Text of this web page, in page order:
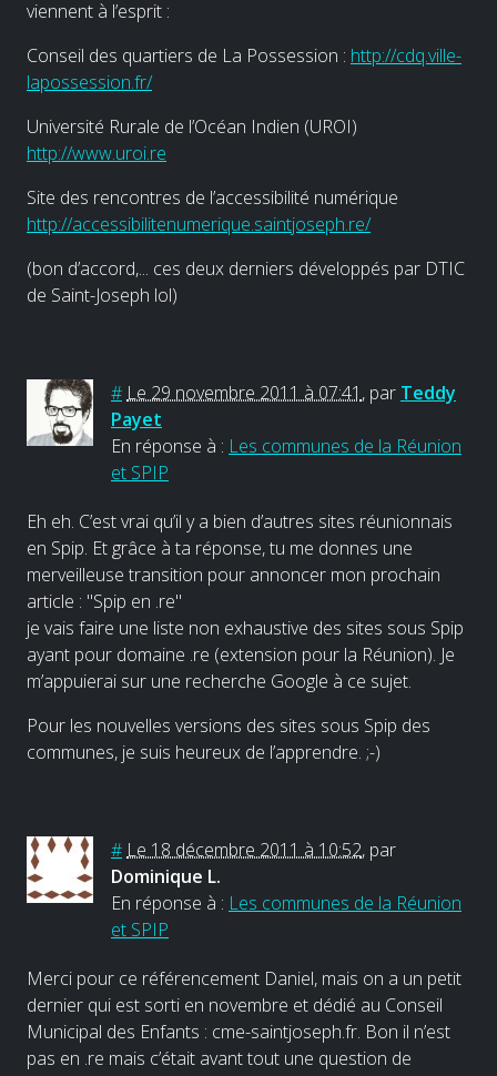
viennent à l’esprit :
Conseil des quartiers de La Possession : http://cdq.ville-
lapossession.fr/
Université Rurale de l’Océan Indien (UROI)
http://www.uroi.re
Site des rencontres de l’accessibilité numérique
http://accessibilitenumerique.saintjoseph.re/
(bon d’accord,... ces deux derniers développés par DTIC
de Saint-Joseph lol)
# Le 29 novembre 2011 à 07:41 , par Teddy
Payet
En réponse à : Les communes de la Réunion
et SPIP
Eh eh. C’est vrai qu’il y a bien d’autres sites réunionnais
en Spip. Et grâce à ta réponse, tu me donnes une
merveilleuse transition pour annoncer mon prochain
article : "Spip en .re"
je vais faire une liste non exhaustive des sites sous Spip
ayant pour domaine .re (extension pour la Réunion). Je
m’appuierai sur une recherche Google à ce sujet.
Pour les nouvelles versions des sites sous Spip des
communes, je suis heureux de l’apprendre. ;-)
# Le 18 décembre 2011 à 10:52, par
Dominique L.
En réponse à : Les communes de la Réunion
et SPIP
Merci pour ce référencement Daniel, mais on a un petit
dernier qui est sorti en novembre et dédié au Conseil
Municipal des Enfants : cme-saintjoseph.fr. Bon il n’est
pas en .re mais c’était avant tout une question de